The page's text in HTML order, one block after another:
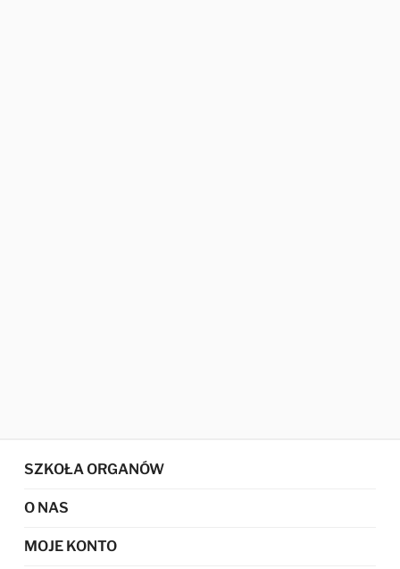
SZKOŁA ORGANÓW
O NAS
MOJE KONTO